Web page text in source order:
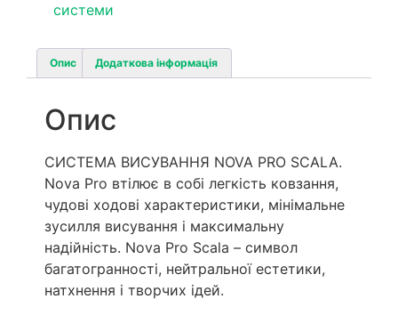
системи
Опис Додаткова інформація
Опис
СИСТЕМА ВИСУВАННЯ NOVA PRO SCALA.
Nova Pro втілює в собі легкість ковзання,
чудові ходові характеристики, мінімальне
зусилля висування і максимальну
надійність. Nova Pro Scala – символ
багатогранності, нейтральної естетики,
натхнення і творчих ідей.